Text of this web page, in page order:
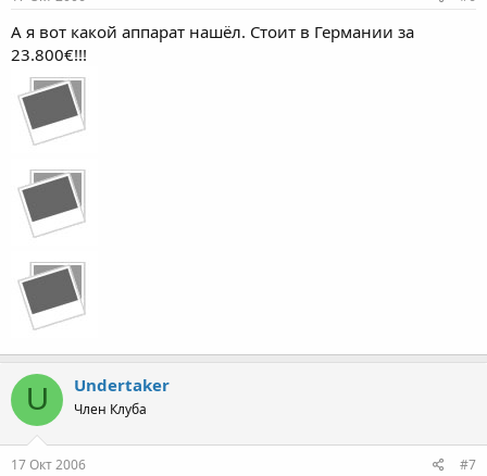
А я вот какой аппарат нашёл. Стоит в Германии за
23.800€!!!
U Undertaker
Член Клуба
17 Окт 2006 #7